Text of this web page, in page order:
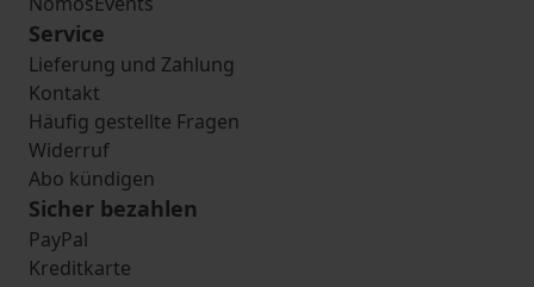
Service
Lieferung und Zahlung
Kontakt
Häufig gestellte Fragen
Widerruf
Abo kündigen
Sicher bezahlen
PayPal
Kreditkarte